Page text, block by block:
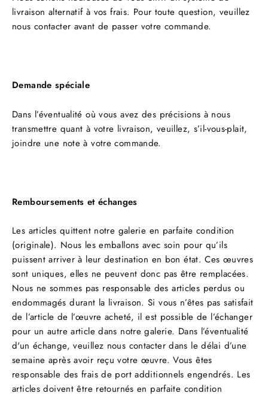
livraison alternatif à vos frais. Pour toute question, veuillez
nous contacter avant de passer votre commande.
Demande spéciale
Dans l’éventualité où vous avez des précisions à nous
transmettre quant à votre livraison, veuillez, s’il-vous-plait,
joindre une note à votre commande.
Remboursements et échanges
Les articles quittent notre galerie en parfaite condition
(originale). Nous les emballons avec soin pour qu’ils
puissent arriver à leur destination en bon état. Ces œuvres
sont uniques, elles ne peuvent donc pas être remplacées.
Nous ne sommes pas responsable des articles perdus ou
endommagés durant la livraison. Si vous n’êtes pas satisfait
de l’article de l’œuvre acheté, il est possible de l’échanger
pour un autre article dans notre galerie. Dans l’éventualité
d'un échange, veuillez nous contacter dans le délai d’une
semaine après avoir reçu votre œuvre. Vous êtes
responsable des frais de port additionnels engendrés. Les
articles doivent être retournés en parfaite condition